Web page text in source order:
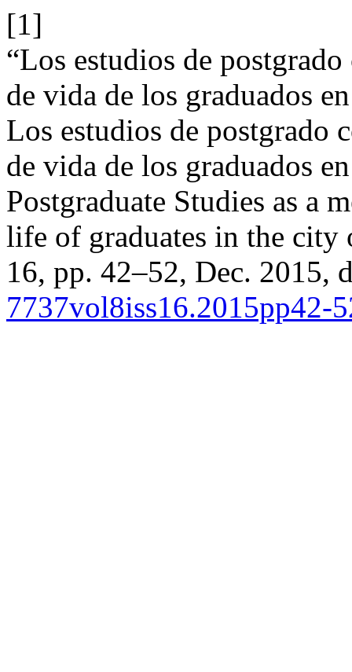
[1]
“Los estudios de
de vida de los graduados
Los estudios de postgrado
de vida de los graduados
Postgraduate Studies as a
life of graduates in the
16, pp. 42–52, Dec. 2015,
7737vol8iss16.2015pp42-